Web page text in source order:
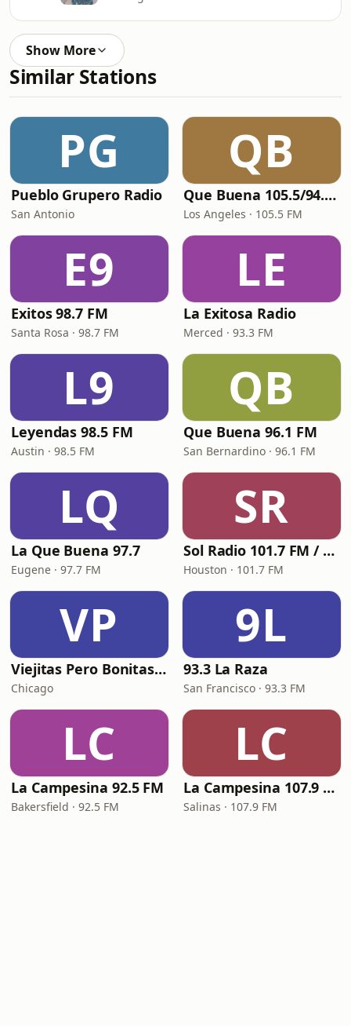
Show More
Similar Stations
PG
Pueblo Grupero Radio
San Antonio
QB
Que Buena 105.5/94.3 FM
Los Angeles · 105.5 FM
E9
Exitos 98.7 FM
Santa Rosa · 98.7 FM
LE
La Exitosa Radio
Merced · 93.3 FM
L9
Leyendas 98.5 FM
Austin · 98.5 FM
QB
Que Buena 96.1 FM
San Bernardino · 96.1 FM
LQ
La Que Buena 97.7
Eugene · 97.7 FM
SR
Sol Radio 101.7 FM / 106.9 HD3
Houston · 101.7 FM
VP
Viejitas Pero Bonitas Radio
Chicago
9L
93.3 La Raza
San Francisco · 93.3 FM
LC
La Campesina 92.5 FM
Bakersfield · 92.5 FM
LC
La Campesina 107.9 FM
Salinas · 107.9 FM